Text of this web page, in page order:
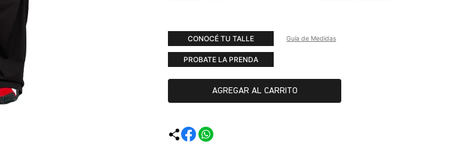
CONOCÉ TU TALLE Guía de Medidas
PROBATE LA PRENDA
AGREGAR AL CARRITO